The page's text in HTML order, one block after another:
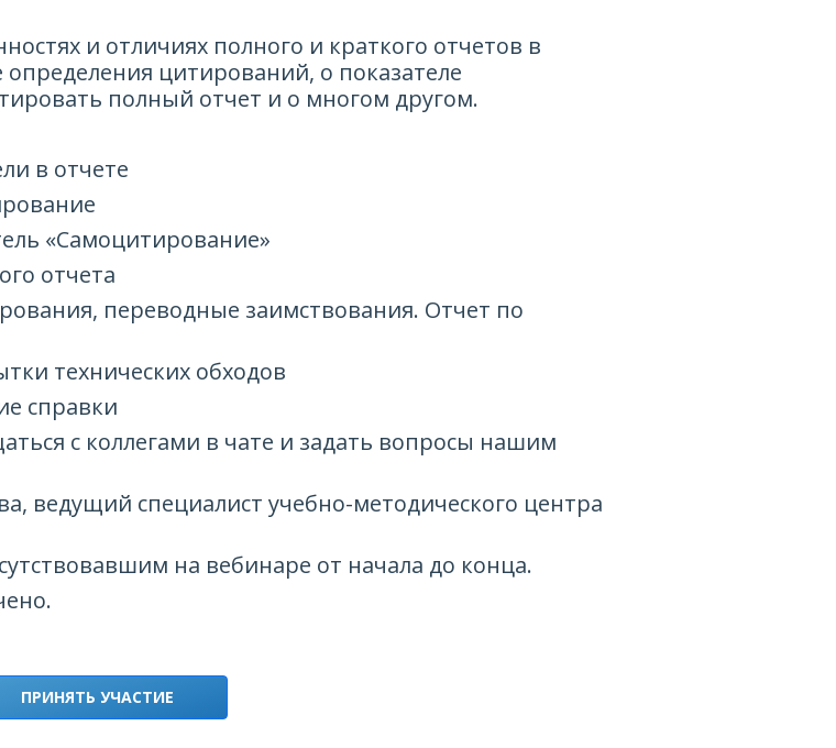
и отличиях полного и краткого отчетов в
цитирований, о показателе
полный отчет и о многом другом.
в отчете
«Самоцитирование»
отчета
переводные заимствования. Отчет по
технических обходов
справки
с коллегами в чате и задать вопросы нашим
ведущий специалист учебно-методического центра
на вебинаре от начала до конца.
ПРИНЯТЬ УЧАСТИЕ